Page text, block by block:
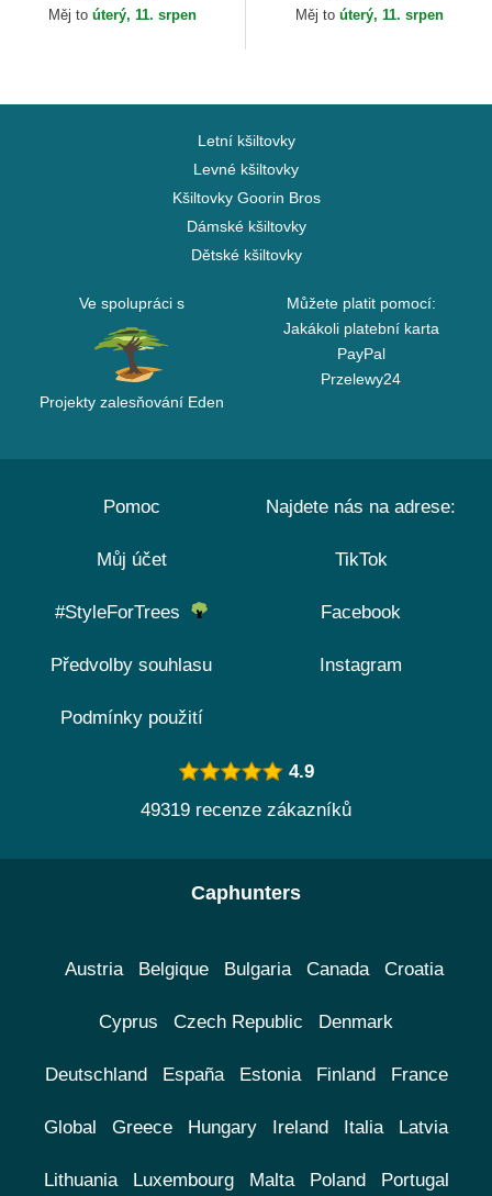
MLB New Era
Měj to úterý, 11. srpen Měj to úterý, 11. srpen
Letní kšiltovky
Levné kšiltovky
Kšiltovky Goorin Bros
Dámské kšiltovky
Dětské kšiltovky
Ve spolupráci s
Projekty zalesňování Eden
Můžete platit pomocí:
Jakákoli platební karta
PayPal
Przelewy24
Pomoc
Můj účet
#StyleForTrees
Předvolby souhlasu
Podmínky použití
Najdete nás na adrese:
TikTok
Facebook
Instagram
4.9
49319 recenze zákazníků
Caphunters
Austria Belgique Bulgaria Canada Croatia
Cyprus Czech Republic Denmark
Deutschland España Estonia Finland France
Global Greece Hungary Ireland Italia Latvia
Lithuania Luxembourg Malta Poland Portugal